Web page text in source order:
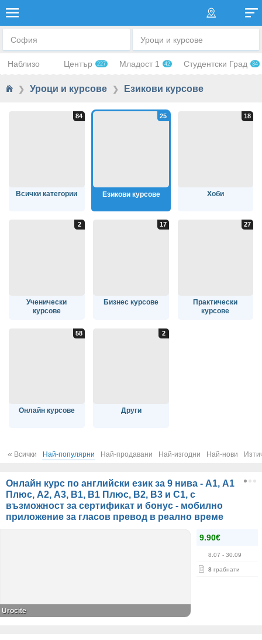
София Уроци и курсове
Наблизо Център 227 Младост 1 42 Студентски Град 34
❯ Уроци и курсове ❯ Езикови курсове
Всички категории Езикови курсове Хоби
Ученически
курсове
Бизнес курсове
Практически
курсове
Онлайн курсове Други
« Всички Най-популярни Най-продавани Най-изгодни Най-нови
Онлайн курс по английски език за 9 нива - А1, A1
Плюс, А2, А3, В1, В1 Плюс, В2, В3 и С1, с
възможност за сертификат и бонус - мобилно
приложение за гласов превод в реално време
9.90€
8.07 - 30.09
8 грабнати
Urocite